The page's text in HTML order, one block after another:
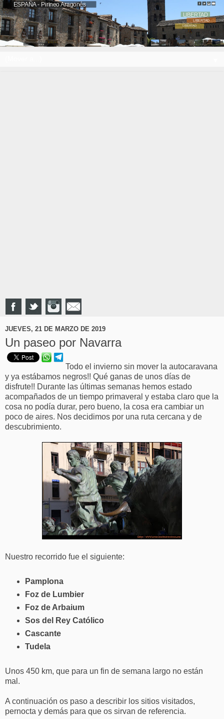
ESPAÑA - Pirineo Aragonés
Ainsa
LIBERTAD
LIBERTAD
LIBERTAD
JUEVES, 21 DE MARZO DE 2019
Un paseo por Navarra
Todo el invierno sin mover la autocaravana
y ya estábamos negros!! Qué ganas de unos días de
disfrute!! Durante las últimas semanas hemos estado
acompañados de un tiempo primaveral y estaba claro que la
cosa no podía durar, pero bueno, la cosa era cambiar un
poco de aires. Nos decidimos por una ruta cercana y de
descubrimiento.
Nuestro recorrido fue el siguiente:
Pamplona
Foz de Lumbier
Foz de Arbaium
Sos del Rey Católico
Cascante
Tudela
Unos 450 km, que para un fin de semana largo no están
mal.
A continuación os paso a describir los sitios visitados,
pernocta y demás para que os sirvan de referencia.